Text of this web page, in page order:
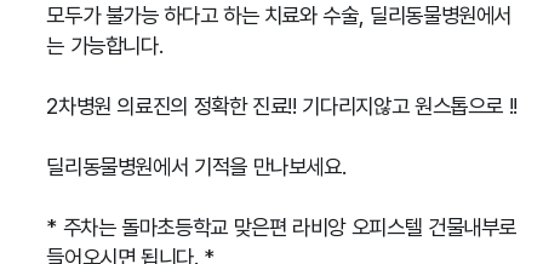
모두가 불가능 하다고 하는 치료와 수술, 딜리동물병원에서
는 가능합니다.
2차병원 의료진의 정확한 진료!! 기다리지않고 원스톱으로 !!
딜리동물병원에서 기적을 만나보세요.
* 주차는 돌마초등학교 맞은편 라비앙 오피스텔 건물내부로
들어오시면 됩니다. *